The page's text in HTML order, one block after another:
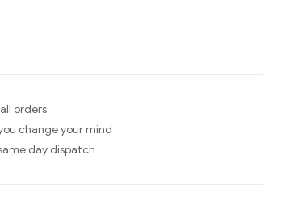
orders
change your mind
day dispatch